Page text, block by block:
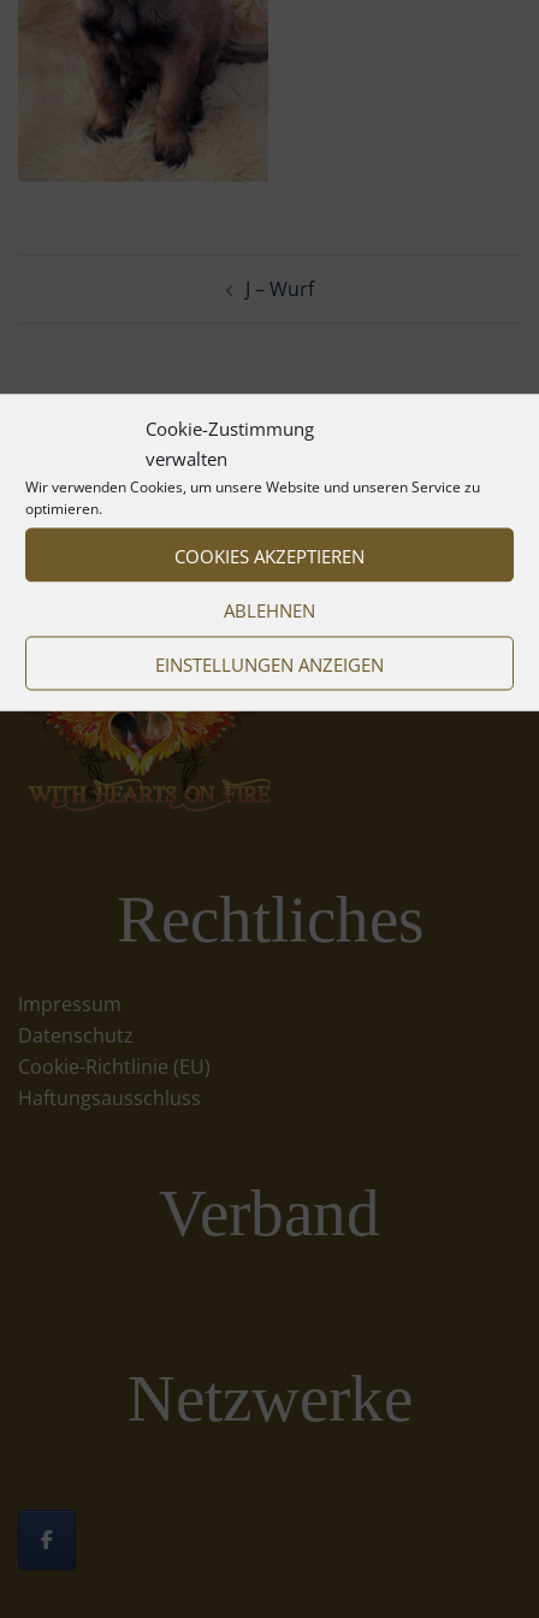
Cookie-Zustimmung
verwalten
Wir verwenden Cookies, um unsere Website und unseren Service zu
optimieren.
COOKIES AKZEPTIEREN
ABLEHNEN
EINSTELLUNGEN ANZEIGEN
J – Wurf
Rechtliches
Impressum
Datenschutz
Cookie-Richtlinie (EU)
Haftungsausschluss
Verband
Netzwerke